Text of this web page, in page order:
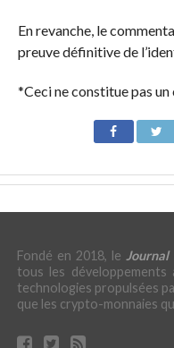
En revanche, le
preuve définitive de
*Ceci ne constitue pas
Fondé en 2018, le Journal
tous les
technologies propulsées
que les crypto-monnaies